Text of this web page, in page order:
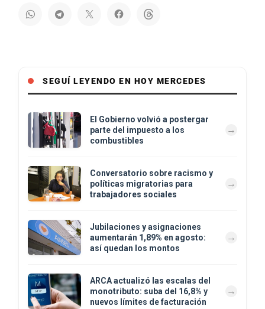
SEGUÍ LEYENDO EN HOY MERCEDES
El Gobierno volvió a postergar
parte del impuesto a los
combustibles
Conversatorio sobre racismo y
políticas migratorias para
trabajadores sociales
Jubilaciones y asignaciones
aumentarán 1,89% en agosto:
así quedan los montos
ARCA actualizó las escalas del
monotributo: suba del 16,8% y
nuevos límites de facturación